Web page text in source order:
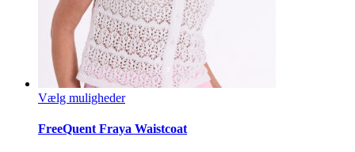
Vælg mulighederDette
har
FreeQuent Fraya Waistcoat